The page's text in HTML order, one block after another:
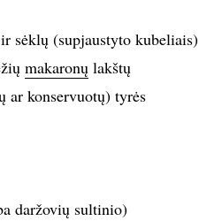
sėklų (supjaustyto kubeliais)
makaronųlakštų
ar konservuotų) tyrės
daržovių sultinio)